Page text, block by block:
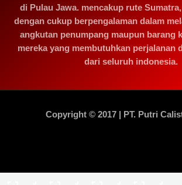
di Pulau Jawa. mencakup rute
dengan cukup berpengalaman dalam
angkutan penumpang maupun barang
mereka yang membutuhkan perjalanan
dari seluruh indonesia.
Copyright © 2017 | PT. Putri